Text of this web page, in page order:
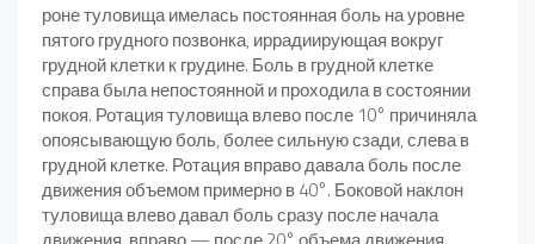
роне туловища имелась постоянная боль на уровне
пятого грудного позвонка, иррадиирующая вокруг
грудной клетки к грудине. Боль в грудной клетке
справа была непостоянной и проходила в состоянии
покоя. Ротация туловища влево после 10° причиняла
опоясывающую боль, более сильную сзади, слева в
грудной клетке. Ротация вправо давала боль после
движения объемом примерно в 40°. Боковой наклон
туловища влево давал боль сразу после начала